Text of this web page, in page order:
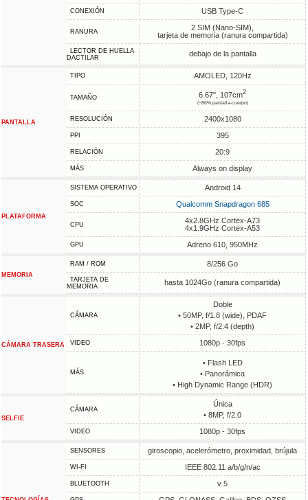
CONEXIÓN USB Type-C
RANURA
2 SIM (Nano-SIM),
tarjeta de memoria (ranura compartida)
LECTOR DE HUELLA
DACTILAR
debajo de la pantalla
PANTALLA
TIPO AMOLED, 120Hz
TAMAÑO 6.67", 107cm2
(~86% pantalla-cuerpo)
RESOLUCIÓN 2400x1080
PPI 395
RELACIÓN 20:9
MÁS Always on display
PLATAFORMA
SISTEMA OPERATIVO Android 14
SOC Qualcomm Snapdragon 685
CPU
4x2.8GHz Cortex-A73
4x1.9GHz Cortex-A53
GPU Adreno 610, 950MHz
MEMORIA
RAM / ROM 8/256 Go
TARJETA DE
MEMORIA
hasta 1024Go (ranura compartida)
CÁMARA TRASERA
CÁMARA
Doble
• 50MP, f/1.8 (wide), PDAF
• 2MP, f/2.4 (depth)
VIDEO 1080p - 30fps
MÁS
• Flash LED
• Panorámica
• High Dynamic Range (HDR)
SELFIE
CÁMARA
Única
• 8MP, f/2.0
VIDEO 1080p - 30fps
SENSORES giroscopio, acelerómetro, proximidad, brújula
WI-FI IEEE 802.11 a/b/g/n/ac
BLUETOOTH v 5